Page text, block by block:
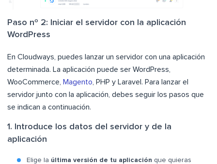
Paso nº 2: Iniciar el servidor con la aplicación
WordPress
En Cloudways, puedes lanzar un servidor con una aplicación
determinada. La aplicación puede ser WordPress,
WooCommerce,
Magento , PHP y Laravel. Para lanzar el
servidor junto con la aplicación, debes seguir los pasos que
se indican a continuación.
1. Introduce los datos del servidor y de la
aplicación
Elige la última versión de tu aplicación que quieras